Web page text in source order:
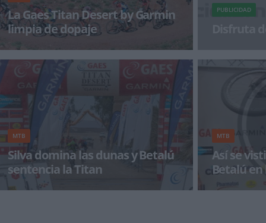
La Gaes Titan Desert by Garmin
limpia de dopaje
La organización de la Gaes Titan Desert by
Garmin informa que todos los análisis de los
controles antidopa
PUBLICIDAD
Disfruta
MTB
Silva domina las dunas y Betalú
sentencia la Titan
El portugués se adjudica la etapa Garmin, con
MTB
Así se
Betalú
Josep Betalú